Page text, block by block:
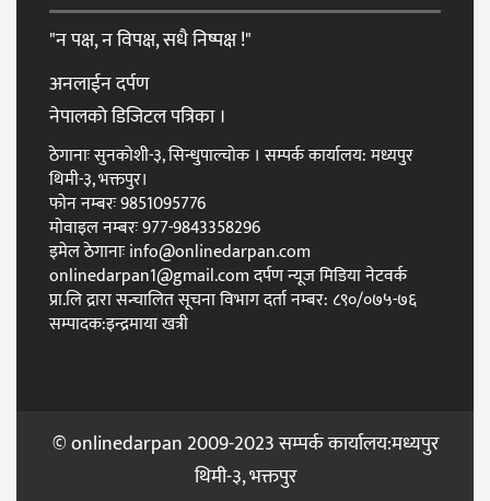
"न पक्ष, न विपक्ष, सधै निष्पक्ष !"
अनलाईन दर्पण
नेपालकाे डिजिटल पत्रिका ।
ठेगानाः सुनकोशी-३, सिन्धुपाल्चोक । सम्पर्क कार्यालय: मध्यपुर
थिमी-३, भक्तपुर।
फाेन नम्बरः 9851095776
माेवाइल नम्बरः 977-9843358296
इमेल ठेगानाः info@onlinedarpan.com
onlinedarpan1@gmail.com दर्पण न्यूज मिडिया नेटवर्क
प्रा.लि द्रारा सन्चालित सूचना विभाग दर्ता नम्बर: ८९०/०७५-७६
सम्पादक:इन्द्रमाया खत्री
© onlinedarpan 2009-2023 सम्पर्क कार्यालय:मध्यपुर
थिमी-३, भक्तपुर